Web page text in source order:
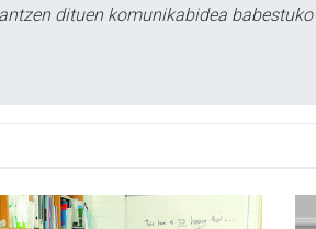
dituen komunikabidea babestuko